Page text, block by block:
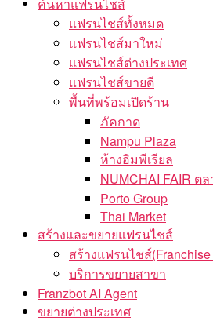
แฟรนไชส์ทั้งหมด
แฟรนไชส์มาใหม่
แฟรนไชส์ต่างประเทศ
แฟรนไชส์ขายดี
พื้นที่พร้อมเปิดร้าน
ภัคกาด
Nampu Plaza
ห้างอิมพีเรียล
NUMCHAI FAIR ต
Porto Group
Thai Market
สร้างและขยายแฟรนไชส์
สร้างแฟรนไชส์
บริการขยายสาขา
Franzbot AI Agent
ขยายต่างประเทศ